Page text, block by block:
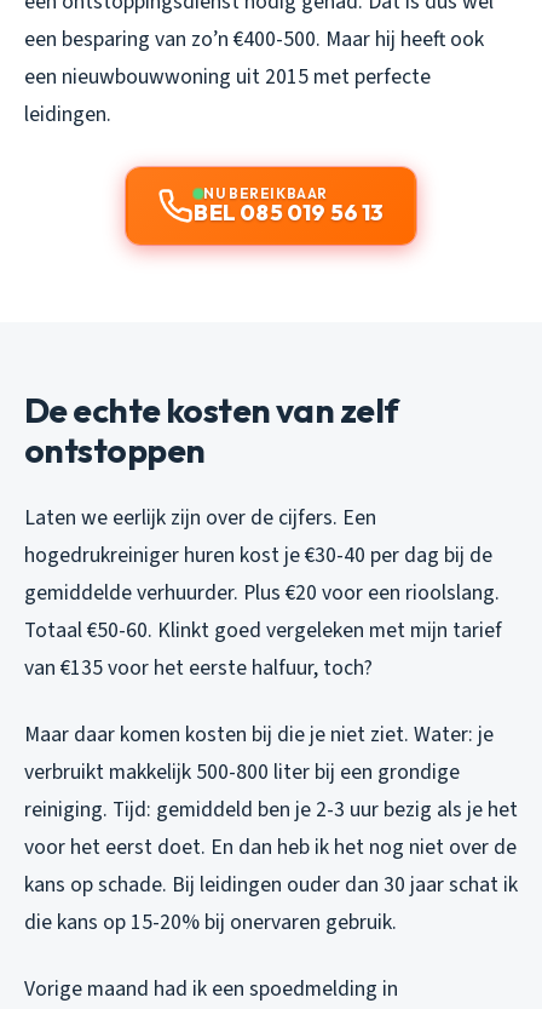
een besparing van zo’n €400-500. Maar hij heeft ook
een nieuwbouwwoning uit 2015 met perfecte
leidingen.
NU BEREIKBAAR
BEL 085 019 56 13
De echte kosten van zelf
ontstoppen
Laten we eerlijk zijn over de cijfers. Een
hogedrukreiniger huren kost je €30-40 per dag bij de
gemiddelde verhuurder. Plus €20 voor een rioolslang.
Totaal €50-60. Klinkt goed vergeleken met mijn tarief
van €135 voor het eerste halfuur, toch?
Maar daar komen kosten bij die je niet ziet. Water: je
verbruikt makkelijk 500-800 liter bij een grondige
reiniging. Tijd: gemiddeld ben je 2-3 uur bezig als je het
voor het eerst doet. En dan heb ik het nog niet over de
kans op schade. Bij leidingen ouder dan 30 jaar schat ik
die kans op 15-20% bij onervaren gebruik.
Vorige maand had ik een spoedmelding in